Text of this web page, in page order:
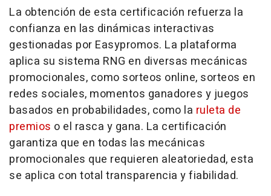
La obtención de esta certificación refuerza la
confianza en las dinámicas interactivas
gestionadas por Easypromos. La plataforma
aplica su sistema RNG en diversas mecánicas
promocionales, como sorteos online, sorteos en
redes sociales, momentos ganadores y juegos
basados en probabilidades, como la ruleta de
premios o el rasca y gana. La certificación
garantiza que en todas las mecánicas
promocionales que requieren aleatoriedad, esta
se aplica con total transparencia y fiabilidad.